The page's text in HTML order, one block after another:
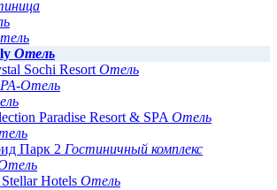
Отель
Sochi Resort Отель
Отель
Paradise Resort & SPA Отель
Парк 2 Гостиничный комплекс
Hotels Отель